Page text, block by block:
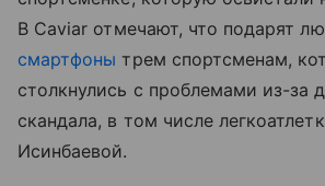
В Caviar отмечают, что подарят
смартфоны трем спортсменам,
столкнулись с проблемами из-за
скандала, в том числе
Исинбаевой.